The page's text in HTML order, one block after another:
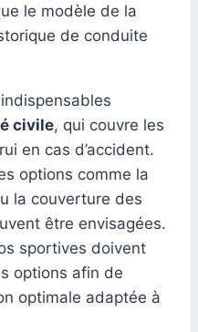
le modèle de la
de conduite
civile, qui couvre les
en cas d’accident.
options comme la
la couverture des
être envisagées.
sportives doivent
options afin de
optimale adaptée à